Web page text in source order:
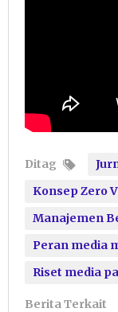
Ditag
Konsep Zero
Manajemen
Peran media
Riset media
Berita Terkait